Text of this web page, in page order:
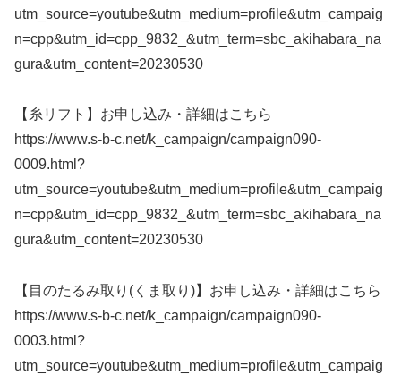
utm_source=youtube&utm_medium=profile&utm_campaig
n=cpp&utm_id=cpp_9832_&utm_term=sbc_akihabara_na
gura&utm_content=20230530
【糸リフト】お申し込み・詳細はこちら
https://www.s-b-c.net/k_campaign/campaign090-
0009.html?
utm_source=youtube&utm_medium=profile&utm_campaig
n=cpp&utm_id=cpp_9832_&utm_term=sbc_akihabara_na
gura&utm_content=20230530
【目のたるみ取り(くま取り)】お申し込み・詳細はこちら
https://www.s-b-c.net/k_campaign/campaign090-
0003.html?
utm_source=youtube&utm_medium=profile&utm_campaig